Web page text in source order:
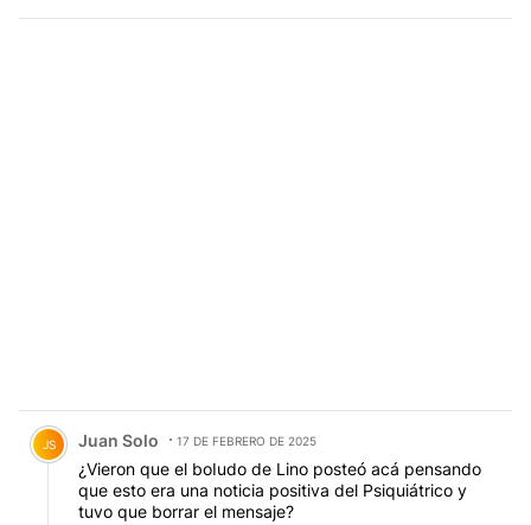
Comentario de Juan Solo.
JS Juan Solo 17 DE FEBRERO DE 2025
¿Vieron que el boIudo de Lino posteó acá pensando
que esto era una noticia positiva del Psiquiátrico y
tuvo que borrar el mensaje?